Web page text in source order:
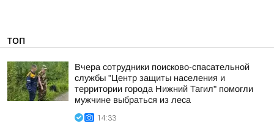
ТОП
Вчера сотрудники поисково-спасательной
службы "Центр защиты населения и
территории города Нижний Тагил" помогли
мужчине выбраться из леса
14:33